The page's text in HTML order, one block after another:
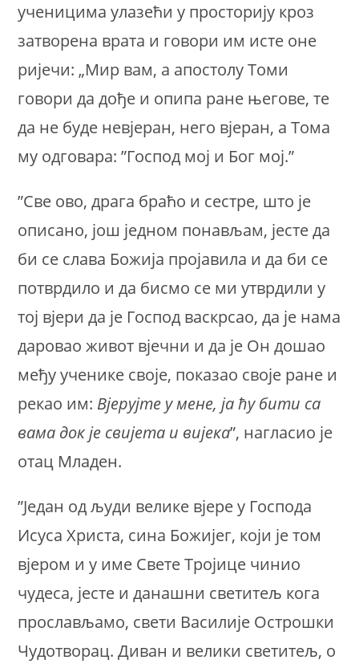
ученицима улазећи у просторију кроз
затворена врата и говори им исте оне
ријечи: „Мир вам, а апостолу Томи
говори да дође и опипа ране његове, те
да не буде невјеран, него вјеран, а Тома
му одговара: ”Господ мој и Бог мој.”
”Све ово, драга браћо и сестре, што је
описано, још једном понављам, јесте да
би се слава Божија пројавила и да би се
потврдило и да бисмо се ми утврдили у
тој вјери да је Господ васкрсао, да је нама
даровао живот вјечни и да је Он дошао
међу ученике своје, показао своје ране и
рекао им: Вјерујте у мене, ја ћу бити са
вама док је свијета и вијека”, нагласио је
отац Младен.
”Један од људи велике вјере у Господа
Исуса Христа, сина Божијег, који је том
вјером и у име Свете Тројице чинио
чудеса, јесте и данашни светитељ кога
прослављамо, свети Василије Острошки
Чудотворац. Диван и велики светитељ, о